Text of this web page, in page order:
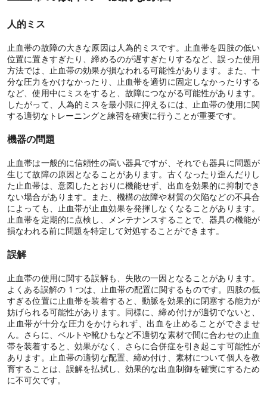
人的ミス
止血帯の故障の大きな原因は人為的ミスです。止血帯を四肢の低い
位置に置きすぎたり、締めるのが遅すぎたりするなど、誤った使用
方法では、止血帯の効果が損なわれる可能性があります。また、十
分な圧力をかけなかったり、止血帯を適切に固定しなかったりする
など、使用中にミスをすると、故障につながる可能性があります。
したがって、人為的ミスを最小限に抑えるには、止血帯の使用に関
する適切なトレーニングと練習を確実に行うことが重要です。
機器の問題
止血帯は一般的に信頼性の高い器具ですが、それでも器具に問題が
生じて故障の原因となることがあります。古くなったり歪んだりし
た止血帯は、意図したとおりに機能せず、出血を効果的に抑制でき
ない場合があります。また、機構の故障や材質の欠陥などの不具合
によっても、止血帯が止血効果を発揮しなくなることがあります。
止血帯を定期的に点検し、メンテナンスすることで、器具の機能が
損なわれる前に問題を特定して対処することができます。
誤解
止血帯の使用に関する誤解も、失敗の一因となることがあります。
よくある誤解の 1 つは、止血帯の配置に関するものです。四肢の低
すぎる位置に止血帯を装着すると、動脈を効果的に閉塞する能力が
妨げられる可能性があります。同様に、締め付けが適切でないと、
止血帯が十分な圧力をかけられず、出血を止めることができませ
ん。さらに、ベルトや靴ひもなど不適切な素材で間に合わせの止血
帯を装着すると、効果がなく、さらに合併症を引き起こす可能性が
あります。止血帯の適切な配置、締め付け、素材について個人を教
育することは、誤解を払拭し、効果的な出血制御を確実にするため
に不可欠です。